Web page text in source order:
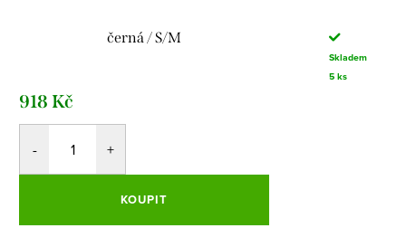
černá / S/M
Skladem
5 ks
918 Kč
KOUPIT